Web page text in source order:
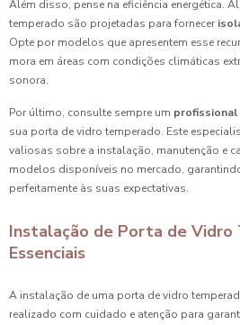
Além disso, pense na eficiência energética.
temperado são projetadas para fornecer
Opte por modelos que apresentem esse
mora em áreas com condições climáticas
sonora.
Por último, consulte sempre um profissional
sua porta de vidro temperado. Este
valiosas sobre a instalação, manutenção e
modelos disponíveis no mercado,
perfeitamente às suas expectativas.
Instalação de Porta de Vidro
Essenciais
A instalação de uma porta de vidro
realizado com cuidado e atenção para